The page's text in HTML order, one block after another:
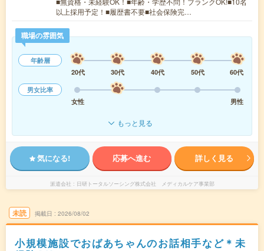
以上採用予定！■履歴書不要■社会保険完…
職場の雰囲気
年齢層
20代
30代 40代 50代
60代
男女比率
女性
男性
もっと見る
気になる! 応募へ進む 詳しく見る
派遣会社 日研トータルソーシング株式会社 メディカルケア事業部
未読 掲載日 2026/08/02
小規模施設でおばあちゃんのお話相手など＊未